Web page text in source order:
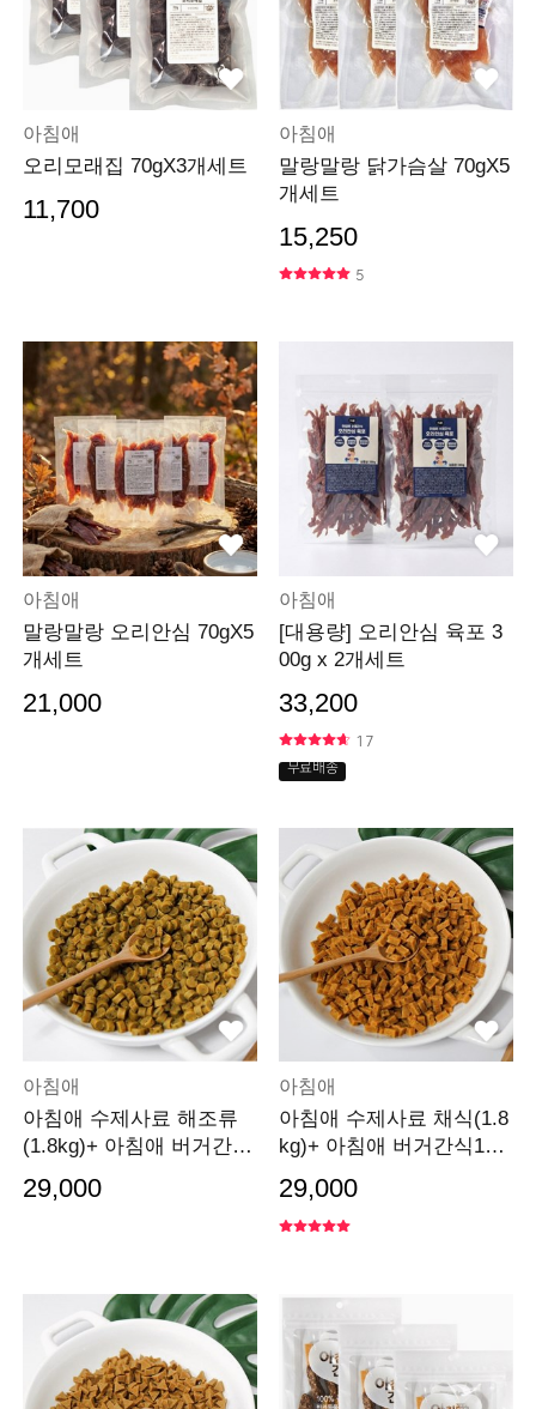
아침애
오리모래집 70gX3개세트
11,700
아침애
말랑말랑 닭가슴살 70gX5
개세트
15,250
5
아침애
말랑말랑 오리안심 70gX5
개세트
21,000
아침애
[대용량] 오리안심 육포 3
00g x 2개세트
33,200
17
무료배송
아침애
아침애 수제사료 해조류
(1.8kg)+ 아침애 버거간식
29,000
아침애
아침애 수제사료 채식(1.8
kg)+ 아침애 버거간식100
29,000